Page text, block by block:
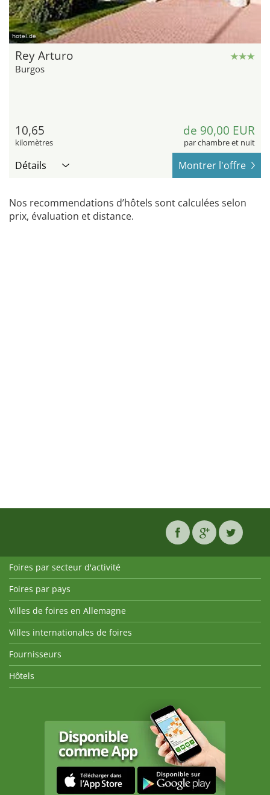
hotel.de
Rey Arturo
Burgos
10,65
kilomètres
de 90,00 EUR
par chambre et nuit
Détails Montrer l'offre
Nos recommendations d’hôtels sont calculées selon
prix, évaluation et distance.
Foires par secteur d'activité
Foires par pays
Villes de foires en Allemagne
Villes internationales de foires
Fournisseurs
Hôtels